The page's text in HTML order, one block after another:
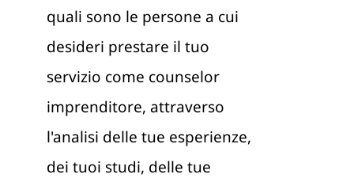
quali sono le persone a cui
desideri prestare il tuo
servizio come counselor
imprenditore, attraverso
l'analisi delle tue esperienze,
dei tuoi studi, delle tue